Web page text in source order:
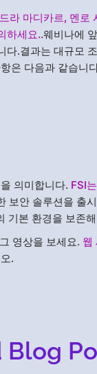
라 마디카르, 멘로
하세요..웨비나에
다.결과는 대규모
은 다음과 같습니
의미합니다. FSI
보안 솔루션을 출
기본 환경을 보존
영상을 보세요. 웹
.
Blog